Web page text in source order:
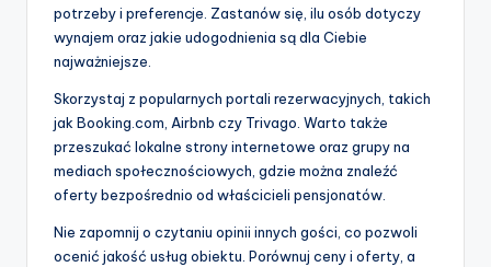
potrzeby i preferencje. Zastanów się, ilu osób dotyczy
wynajem oraz jakie udogodnienia są dla Ciebie
najważniejsze.
Skorzystaj z popularnych portali rezerwacyjnych, takich
jak Booking.com, Airbnb czy Trivago. Warto także
przeszukać lokalne strony internetowe oraz grupy na
mediach społecznościowych, gdzie można znaleźć
oferty bezpośrednio od właścicieli pensjonatów.
Nie zapomnij o czytaniu opinii innych gości, co pozwoli
ocenić jakość usług obiektu. Porównuj ceny i oferty, a